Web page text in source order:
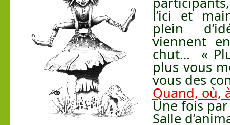
l’ici et
plein
viennent
chut… «
plus vous
vous des
Quand, où,
Une fois
Salle